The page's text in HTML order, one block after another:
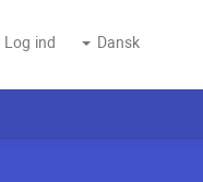
Dansk
Log ind